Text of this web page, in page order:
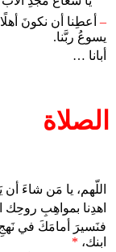
– أعطِنا أن نكونَ
يسوعُ ربَّنا.
أبانا …
الصلاة
اللّهم، يا مَن شاءَ
اهدِنا بمواهِبِ روحِك
فنَسيرَ أمامَكَ في نَهجِ
ابنك، *